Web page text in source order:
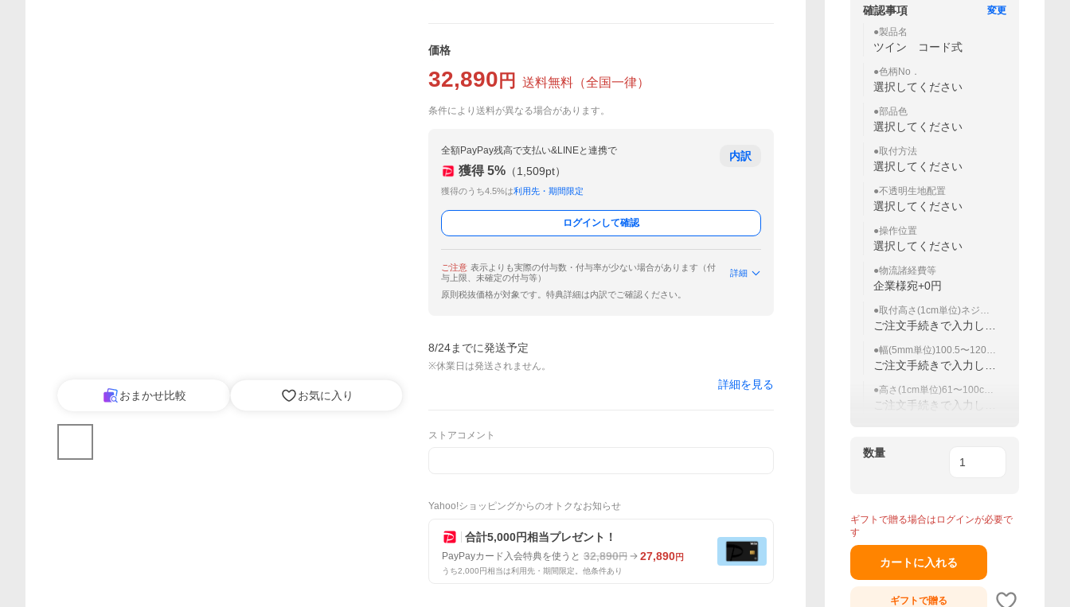
おまかせ比較 お気に入り
価格
32,890 円 送料無料 （全国一律）
条件により送料が異なる場合があります。
全額PayPay残高で支払い&LINEと連携で
獲得 5% （1,509pt）
獲得のうち4.5%は利用先・期間限定
内訳
ログインして確認
ご注意 表示よりも実際の付与数・付与率が少ない場合があります（付
与上限、未確定の付与等）
詳細
原則税抜価格が対象です。特典詳細は内訳でご確認ください。
8/24までに発送予定
※休業日は発送されません。
詳細を見る
ストアコメント
Yahoo!ショッピングからのオトクなお知らせ
合計5,000円相当プレゼント！
PayPayカード入会特典を使うと 32,890円 27,890円
うち2,000円相当は利用先・期間限定。他条件あり
確認事項
変更
●製品名
ツイン コード式
●色柄No．
選択してください
●部品色
選択してください
●取付方法
選択してください
●不透明生地配置
選択してください
●操作位置
選択してください
●物流諸経費等
企業様宛+0円
●取付高さ(1cm単位)ネジ
留〜床まで（60文字まで）
ご注文手続きで入力して
●幅(5mm単位)100.5〜120c
m（60文字まで）
ご注文手続きで入力して
●高さ(1cm単位)61〜100cm
（60文字まで）
ご注文手続きで入力して
数量
ギフトで贈る場合はログインが必要で
す
カートに入れる
ギフトで贈る